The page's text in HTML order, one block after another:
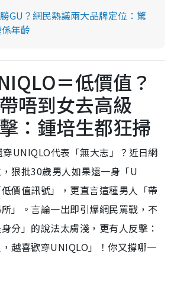
GU？網民熱議兩大品牌定位：驚
年齡
＝低價值？
唔到女去高級
：鍾培生都狂掃
UNIQLO代表「無大志」？近日網
狠批30歲男人如果還一身「U
價值訊號」，更直言這種男人「帶
」。言論一出即引爆網民罵戰，不
分」的說法太膚淺，更有人反擊：
，越喜歡穿UNIQLO」！你又撐哪一